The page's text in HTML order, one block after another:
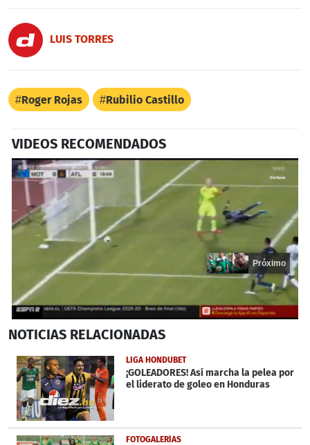
LUIS TORRES
Roger Rojas Rubilio Castillo
VIDEOS RECOMENDADOS
seconds
18
seconds
Próximo
NOTICIAS RELACIONADAS
LIGA HONDUBET
¡GOLEADORES! Así marcha la pelea por
el liderato de goleo en Honduras
FOTOGALERÍAS